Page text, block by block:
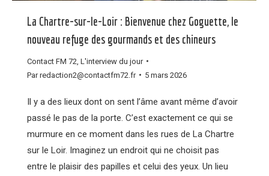
La Chartre-sur-le-Loir : Bienvenue chez Goguette, le
nouveau refuge des gourmands et des chineurs
Contact FM 72 L'interview du jour
Parredaction2@contactfm72.fr 5 mars 2026
Il y a des lieux dont on sent l’âme avant même d’avoir
passé le pas de la porte. C’est exactement ce qui se
murmure en ce moment dans les rues de La Chartre
sur le Loir. Imaginez un endroit qui ne choisit pas
entre le plaisir des papilles et celui des yeux. Un lieu